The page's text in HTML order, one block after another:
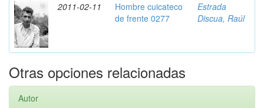
2011-02-11
Hombre cuicateco
de frente 0277
Estrada
Discua, Raúl
Otras opciones relacionadas
Autor